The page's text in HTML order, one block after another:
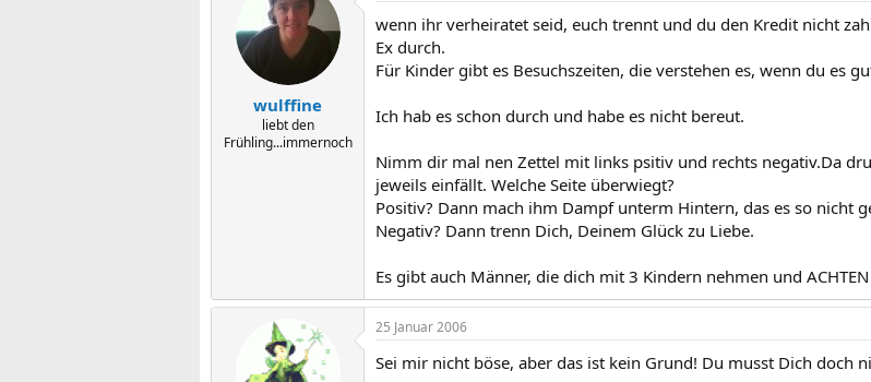
wulffine
liebt den
Frühling...immernoch
wenn ihr verheiratet seid, euch trennt und du den Kredit nicht
Ex durch.
Für Kinder gibt es Besuchszeiten, die verstehen es, wenn du es
Ich hab es schon durch und habe es nicht bereut.
Nimm dir mal nen Zettel mit links psitiv und rechts negativ.Da
jeweils einfällt. Welche Seite überwiegt?
Positiv? Dann mach ihm Dampf unterm Hintern, das es so nicht
Negativ? Dann trenn Dich, Deinem Glück zu Liebe.
Es gibt auch Männer, die dich mit 3 Kindern nehmen und
25 Januar 2006
Sei mir nicht böse, aber das ist kein Grund! Du musst Dich doch